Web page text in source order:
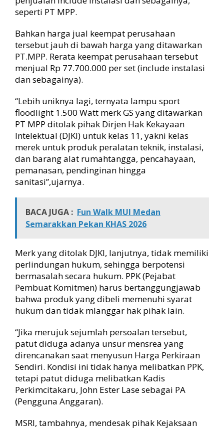
seperti PT MPP.
Bahkan harga jual keempat perusahaan
tersebut jauh di bawah harga yang ditawarkan
PT.MPP. Rerata keempat perusahaan tersebut
menjual Rp 77.700.000 per set (include instalasi
dan sebagainya).
“Lebih uniknya lagi, ternyata lampu sport
floodlight 1.500 Watt merk GS yang ditawarkan
PT MPP ditolak pihak Dirjen Hak Kekayaan
Intelektual (DJKI) untuk kelas 11, yakni kelas
merek untuk produk peralatan teknik, instalasi,
dan barang alat rumahtangga, pencahayaan,
pemanasan, pendinginan hingga
sanitasi”,ujarnya.
BACA JUGA : Fun Walk MUI Medan
Semarakkan Pekan KHAS 2026
Merk yang ditolak DJKI, lanjutnya, tidak memiliki
perlindungan hukum, sehingga berpotensi
bermasalah secara hukum. PPK (Pejabat
Pembuat Komitmen) harus bertanggungjawab
bahwa produk yang dibeli memenuhi syarat
hukum dan tidak mlanggar hak pihak lain.
“Jika merujuk sejumlah persoalan tersebut,
patut diduga adanya unsur mensrea yang
direncanakan saat menyusun Harga Perkiraan
Sendiri. Kondisi ini tidak hanya melibatkan PPK,
tetapi patut diduga melibatkan Kadis
Perkimcitakaru, John Ester Lase sebagai PA
(Pengguna Anggaran).
MSRI, tambahnya, mendesak pihak Kejaksaan